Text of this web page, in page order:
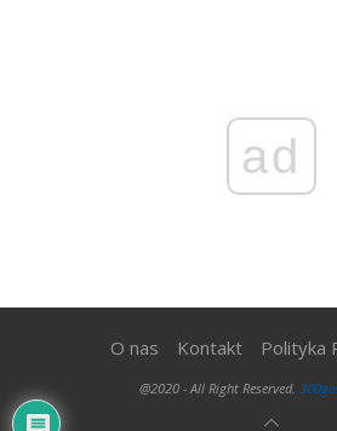
ad
O nas Kontakt Polityka
@2020 - All Right Reserved.